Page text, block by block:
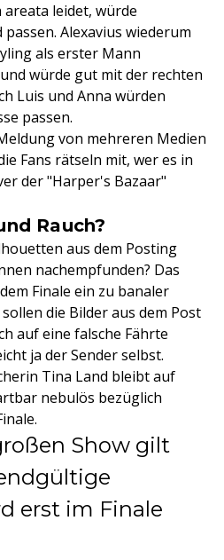
leidet, würde
Alexavius wiederum
als erster Mann
würde gut mit der rechten
Luis und Anna würden
passen.
von mehreren Medien
Fans rätseln mit, wer es in
der "Harper's Bazaar"
Rauch?
aus dem Posting
nachempfunden? Das
Finale ein zu banaler
die Bilder aus dem Post
auf eine falsche Fährte
ja der Sender selbst.
Tina Land bleibt auf
nebulös bezüglich
Show gilt
erst im Finale